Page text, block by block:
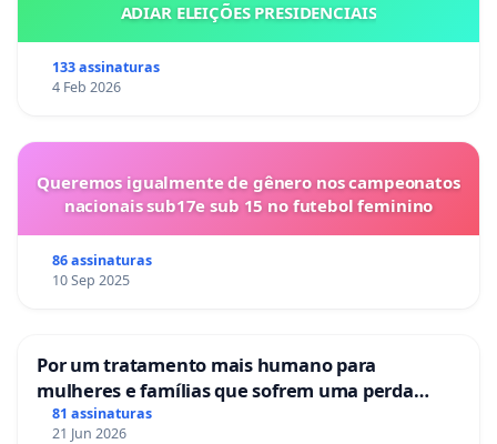
ADIAR ELEIÇÕES PRESIDENCIAIS
133 assinaturas
4 Feb 2026
Queremos igualmente de gênero nos campeonatos
nacionais sub17e sub 15 no futebol feminino
86 assinaturas
10 Sep 2025
Por um tratamento mais humano para
mulheres e famílias que sofrem uma perda
gestacional nos hospitais portugueses
81 assinaturas
21 Jun 2026